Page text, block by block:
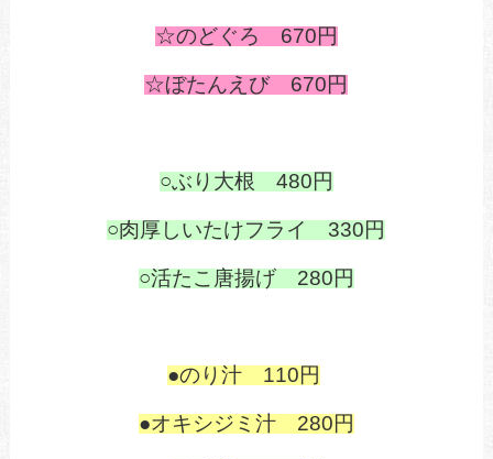
☆のどぐろ 670円
☆ぼたんえび 670円
○ぶり大根 480円
○肉厚しいたけフライ 330円
○活たこ唐揚げ 280円
●のり汁 110円
●オキシジミ汁 280円